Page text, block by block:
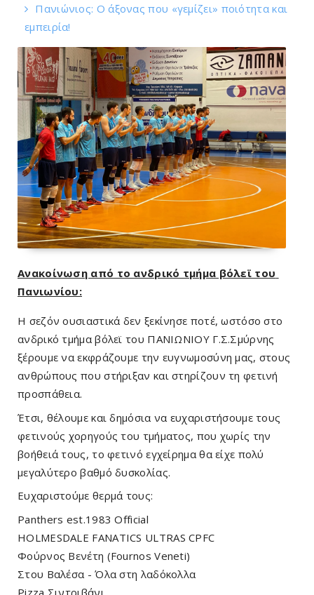
Πανιώνιος: O άξονας που «γεμίζει» ποιότητα και
εμπειρία!
Ανακοίνωση από το ανδρικό τμήμα βόλεϊ του
Πανιωνίου:
Η σεζόν ουσιαστικά δεν ξεκίνησε ποτέ, ωστόσο στο
ανδρικό τμήμα βόλεϊ του ΠΑΝΙΩΝΙΟΥ Γ.Σ.Σμύρνης
ξέρουμε να εκφράζουμε την ευγνωμοσύνη μας, στους
ανθρώπους που στήριξαν και στηρίζουν τη φετινή
προσπάθεια.
Έτσι, θέλουμε και δημόσια να ευχαριστήσουμε τους
φετινούς χορηγούς του τμήματος, που χωρίς την
βοήθειά τους, το φετινό εγχείρημα θα είχε πολύ
μεγαλύτερο βαθμό δυσκολίας.
Ευχαριστούμε θερμά τους:
Panthers est.1983 Official
HOLMESDALE FANATICS ULTRAS CPFC
Φούρνος Βενέτη (Fournos Veneti)
Στου Βαλέσα - Όλα στη λαδόκολλα
Pizza Σιντριβάνι